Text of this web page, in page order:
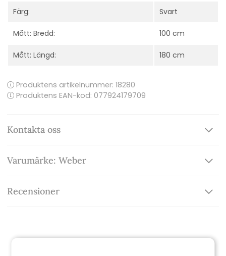
Färg: Svart
Mått: Bredd: 100 cm
Mått: Längd: 180 cm
Produktens artikelnummer: 18280
Produktens EAN-kod: 077924179709
Kontakta oss
Varumärke: Weber
Recensioner